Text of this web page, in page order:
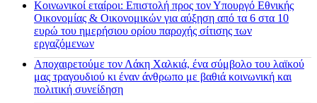
Κοινωνικοί εταίροι: Επιστολή προς τον Υπουργό Εθνικής
Οικονομίας & Οικονομικών για αύξηση από τα 6 στα 10
ευρώ του ημερήσιου ορίου παροχής σίτισης των
εργαζόμενων
Αποχαιρετούμε τον Λάκη Χαλκιά, ένα σύμβολο του λαϊκού
μας τραγουδιού κι έναν άνθρωπο με βαθιά κοινωνική και
πολιτική συνείδηση